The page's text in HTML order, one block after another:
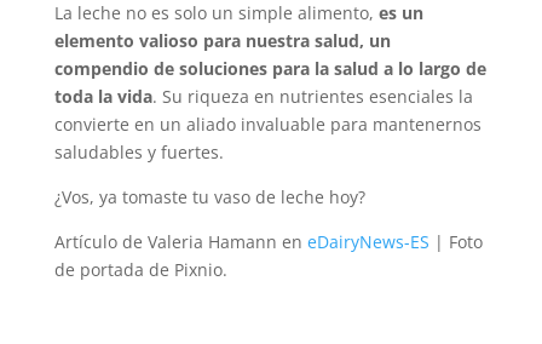
La leche no es solo un simple alimento, es un
elemento valioso para nuestra salud, un
compendio de soluciones para la salud a lo largo de
toda la vida. Su riqueza en nutrientes esenciales la
convierte en un aliado invaluable para mantenernos
saludables y fuertes.
¿Vos, ya tomaste tu vaso de leche hoy?
Artículo de Valeria Hamann en eDairyNews-ES | Foto
de portada de Pixnio.